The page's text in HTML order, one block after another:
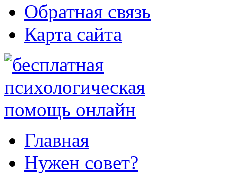
Обратная связь
Карта сайта
Главная
Нужен совет?